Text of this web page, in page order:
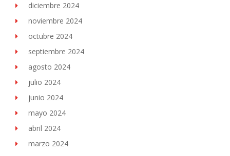
diciembre 2024
noviembre 2024
octubre 2024
septiembre 2024
agosto 2024
julio 2024
junio 2024
mayo 2024
abril 2024
marzo 2024